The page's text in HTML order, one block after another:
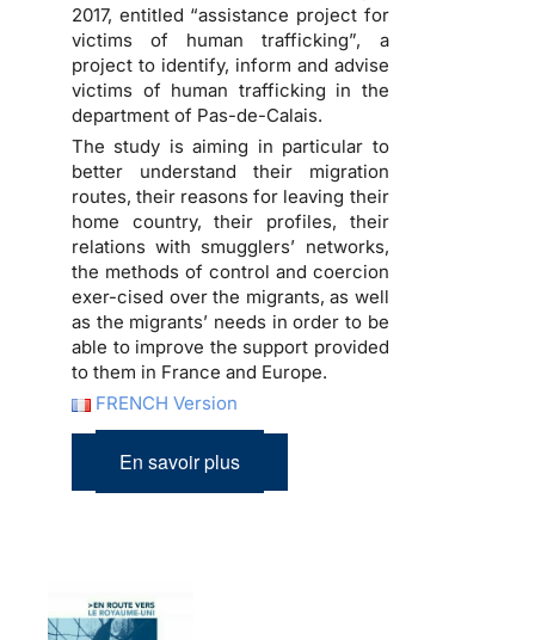
2017, entitled “assistance project for
victims of human trafficking”, a
project to identify, inform and advise
victims of human trafficking in the
department of Pas-de-Calais.
The study is aiming in particular to
better understand their migration
routes, their reasons for leaving their
home country, their profiles, their
relations with smugglers’ networks,
the methods of control and coercion
exer-cised over the migrants, as well
as the migrants’ needs in order to be
able to improve the support provided
to them in France and Europe.
FRENCH Version
En savoir plus